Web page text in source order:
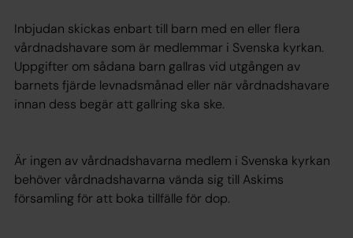
Inbjudan skickas enbart till barn med en eller flera
vårdnadshavare som är medlemmar i Svenska kyrkan.
Uppgifter om sådana barn gallras vid utgången av
barnets fjärde levnadsmånad eller när vårdnadshavare
innan dess begär att gallring ska ske.
Är ingen av vårdnadshavarna medlem i Svenska kyrkan
behöver vårdnadshavarna vända sig till Askims
församling för att boka tillfälle för dop.